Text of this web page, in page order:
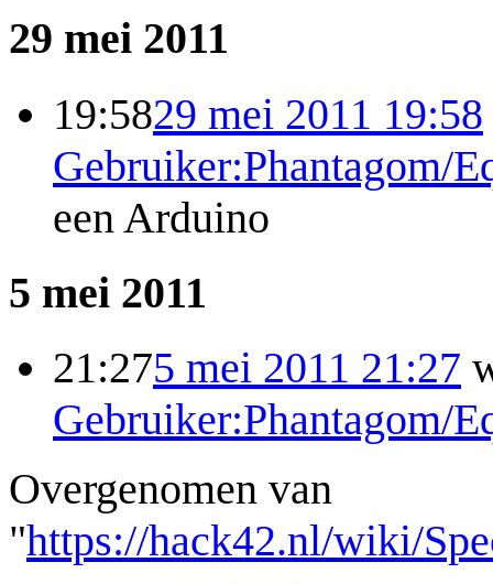
29 mei 2011
19:5829 mei 2011 19:58
Gebruiker:Phantagom/
een Arduino
5 mei 2011
21:275 mei 2011 21:27
Gebruiker:Phantagom/
Overgenomen van
"https://hack42.nl/wiki/